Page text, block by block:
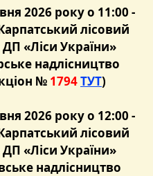
2026 року о 11:00 -
лісовий
ДП «Ліси України»
надлісництво
№ 1794 ТУТ)
2026 року о 12:00 -
лісовий
ДП «Ліси України»
надлісництво